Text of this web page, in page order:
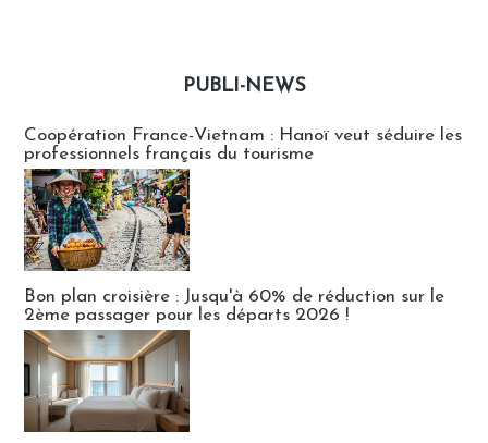
PUBLI-NEWS
Coopération France-Vietnam : Hanoï veut séduire les
professionnels français du tourisme
Bon plan croisière : Jusqu'à 60% de réduction sur le
2ème passager pour les départs 2026 !